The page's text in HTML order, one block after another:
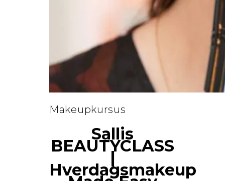
Makeupkursus
Sallis
BEAUTYCLASS
|
Hverdagsmakeup